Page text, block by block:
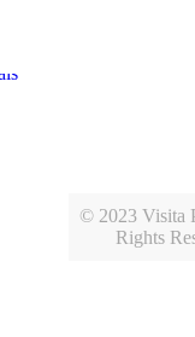
© 2023 Visita
Rights